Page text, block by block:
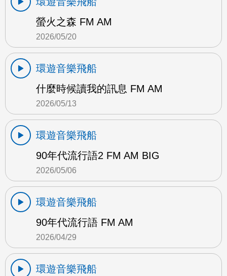
螢火之森 FM AM
2026/05/20
環遊音樂飛船
什麼時候讀我的訊息 FM AM
2026/05/13
環遊音樂飛船
90年代流行語2 FM AM BIG
2026/05/06
環遊音樂飛船
90年代流行語 FM AM
2026/04/29
環遊音樂飛船